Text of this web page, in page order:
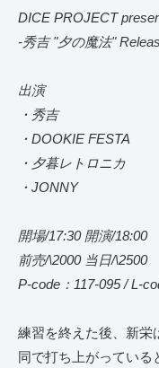
DICE PROJECT
-秀吉 "夕の魔法"
出演
・秀吉
・DOOKIE FESTA
・夕暮レトロニカ
・JONNY
開場/17:30 開演/18:00
前売/\2000 当日/\2500
P-code：117-095 / L-
練習を終えた後、新栄
同で打ち上がっている